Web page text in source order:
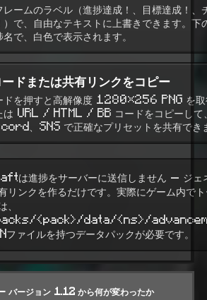
レームのラベル（進捗達成！、目標達成！、
）で、自由なテキストに上書きできます。下
で、白色で表示されます。
ドまたは共有リンクをコピー
ドを押すと高解像度 1280×256 PNG を取
は URL / HTML / BB コードをコピーして
、SNS で正確なプリセットを共有でき
は進捗をサーバーに送信しません — ジェ
リンクを作るだけです。実際にゲーム内で
<pack>/data/<ns>/
ァイルを持つデータパックが必要です。
ージョン 1.12 から何が変わったか